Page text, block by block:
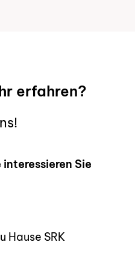
erfahren?
Sie
Hause SRK